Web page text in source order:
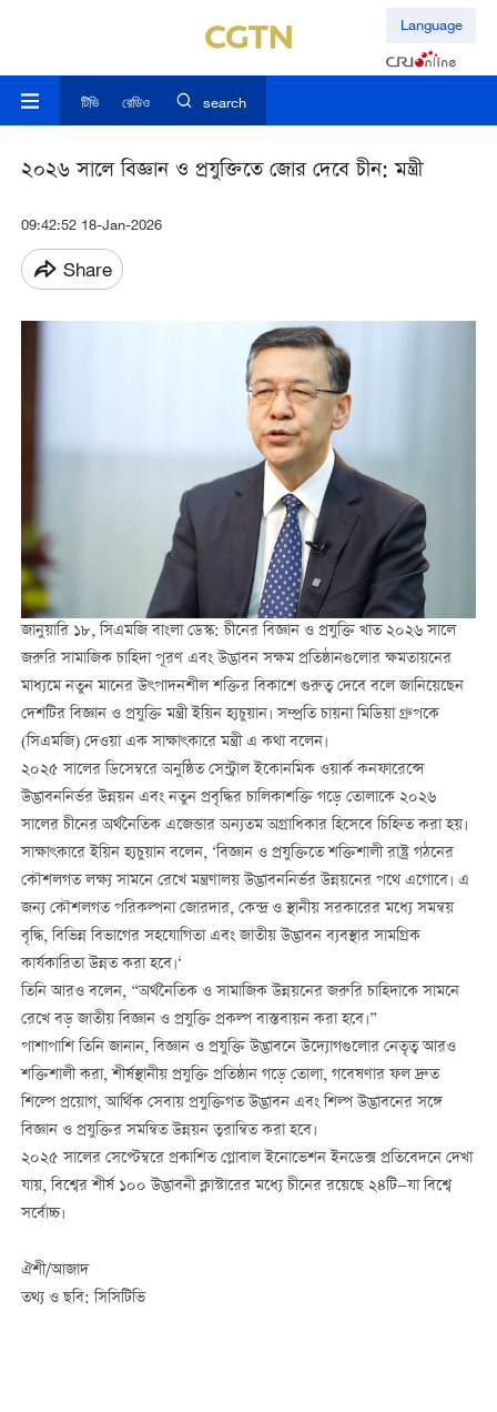
Language
টিভি রেডিও search
২০২৬ সালে বিজ্ঞান ও প্রযুক্তিতে জোর দেবে চীন: মন্ত্রী
09:42:52 18-Jan-2026
Share
জানুয়ারি ১৮, সিএমজি বাংলা ডেস্ক: চীনের বিজ্ঞান ও প্রযুক্তি খাত ২০২৬ সালে
জরুরি সামাজিক চাহিদা পূরণ এবং উদ্ভাবন সক্ষম প্রতিষ্ঠানগুলোর ক্ষমতায়নের
মাধ্যমে নতুন মানের উৎপাদনশীল শক্তির বিকাশে গুরুত্ব দেবে বলে জানিয়েছেন
দেশটির বিজ্ঞান ও প্রযুক্তি মন্ত্রী ইয়িন হ্যচুয়ান। সম্প্রতি চায়না মিডিয়া গ্রুপকে
(সিএমজি) দেওয়া এক সাক্ষাৎকারে মন্ত্রী এ কথা বলেন।
২০২৫ সালের ডিসেম্বরে অনুষ্ঠিত সেন্ট্রাল ইকোনমিক ওয়ার্ক কনফারেন্সে
উদ্ভাবননির্ভর উন্নয়ন এবং নতুন প্রবৃদ্ধির চালিকাশক্তি গড়ে তোলাকে ২০২৬
সালের চীনের অর্থনৈতিক এজেন্ডার অন্যতম অগ্রাধিকার হিসেবে চিহ্নিত করা হয়।
সাক্ষাৎকারে ইয়িন হ্যচুয়ান বলেন, ‘বিজ্ঞান ও প্রযুক্তিতে শক্তিশালী রাষ্ট্র গঠনের
কৌশলগত লক্ষ্য সামনে রেখে মন্ত্রণালয় উদ্ভাবননির্ভর উন্নয়নের পথে এগোবে। এ
জন্য কৌশলগত পরিকল্পনা জোরদার, কেন্দ্র ও স্থানীয় সরকারের মধ্যে সমন্বয়
বৃদ্ধি, বিভিন্ন বিভাগের সহযোগিতা এবং জাতীয় উদ্ভাবন ব্যবস্থার সামগ্রিক
কার্যকারিতা উন্নত করা হবে।‘
তিনি আরও বলেন, “অর্থনৈতিক ও সামাজিক উন্নয়নের জরুরি চাহিদাকে সামনে
রেখে বড় জাতীয় বিজ্ঞান ও প্রযুক্তি প্রকল্প বাস্তবায়ন করা হবে।”
পাশাপাশি তিনি জানান, বিজ্ঞান ও প্রযুক্তি উদ্ভাবনে উদ্যোগগুলোর নেতৃত্ব আরও
শক্তিশালী করা, শীর্ষস্থানীয় প্রযুক্তি প্রতিষ্ঠান গড়ে তোলা, গবেষণার ফল দ্রুত
শিল্পে প্রয়োগ, আর্থিক সেবায় প্রযুক্তিগত উদ্ভাবন এবং শিল্প উদ্ভাবনের সঙ্গে
বিজ্ঞান ও প্রযুক্তির সমন্বিত উন্নয়ন ত্বরান্বিত করা হবে।
২০২৫ সালের সেপ্টেম্বরে প্রকাশিত গ্লোবাল ইনোভেশন ইনডেক্স প্রতিবেদনে দেখা
যায়, বিশ্বের শীর্ষ ১০০ উদ্ভাবনী ক্লাস্টারের মধ্যে চীনের রয়েছে ২৪টি—যা বিশ্বে
সর্বোচ্চ।
ঐশী/আজাদ
তথ্য ও ছবি: সিসিটিভি